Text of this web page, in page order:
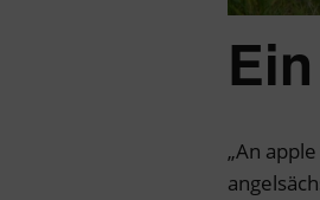
„An